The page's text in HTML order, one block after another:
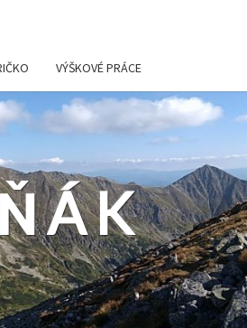
VÝŠKOVÉ PRÁCE